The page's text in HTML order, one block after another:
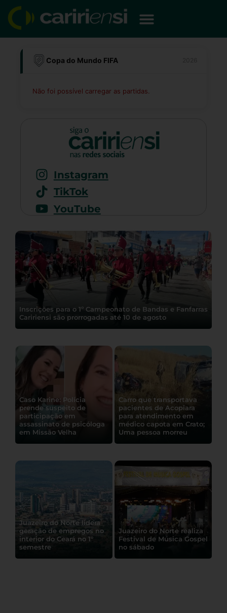
para
Copa do Mundo FIFA
Não foi possível carregar as partidas.
Instagram
TikTok
YouTube
Inscrições para o 1º Campeonato de Bandas e Fanfarras
Caririensi são prorrogadas até 10 de agosto
Caso Karine: Polícia
prende suspeito de
participação em
assassinato de psicóloga
em Missão Velha
Carro que transportava
pacientes de Acopiara
para atendimento em
médico capota em Crato;
Uma pessoa morreu
Juazeiro do Norte lidera
geração de empregos no
interior do Ceará no 1°
semestre
Juazeiro do Norte realiza
Festival de Música Gospel
no sábado
Deputado Alfredo Gaspar
é escolhido para ser o